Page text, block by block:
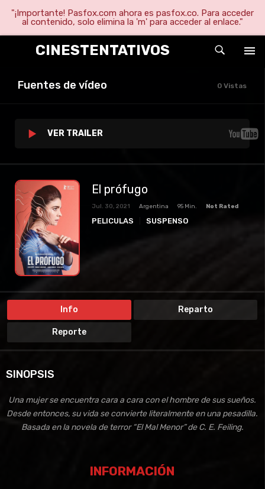
"¡Importante! Pasfox.com ahora es pasfox.co. Para acceder
al contenido, solo elimina la 'm' para acceder al enlace."
CINESTENTATIVOS
Fuentes de vídeo 0 Vistas
VER TRAILER
El prófugo
Jul. 30, 2021 Argentina 95 Min. Not Rated
PELICULAS SUSPENSO
Info Reparto
Reporte
SINOPSIS
Una mujer se encuentra cara a cara con el hombre de sus sueños.
Desde entonces, su vida se convierte literalmente en una pesadilla.
Basada en la novela de terror “El Mal Menor” de C. E. Feiling.
INFORMACIÓN